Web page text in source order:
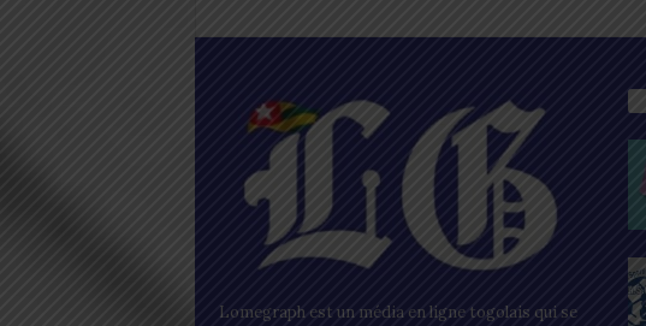
Lomegraph est un média en ligne togolais qui se